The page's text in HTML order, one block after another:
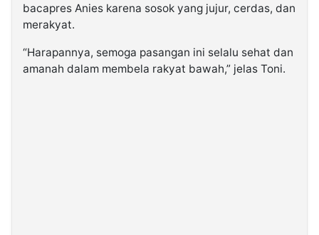
bacapres Anies karena sosok yang jujur, cerdas, dan
merakyat.
“Harapannya, semoga pasangan ini selalu sehat dan
amanah dalam membela rakyat bawah,” jelas Toni.